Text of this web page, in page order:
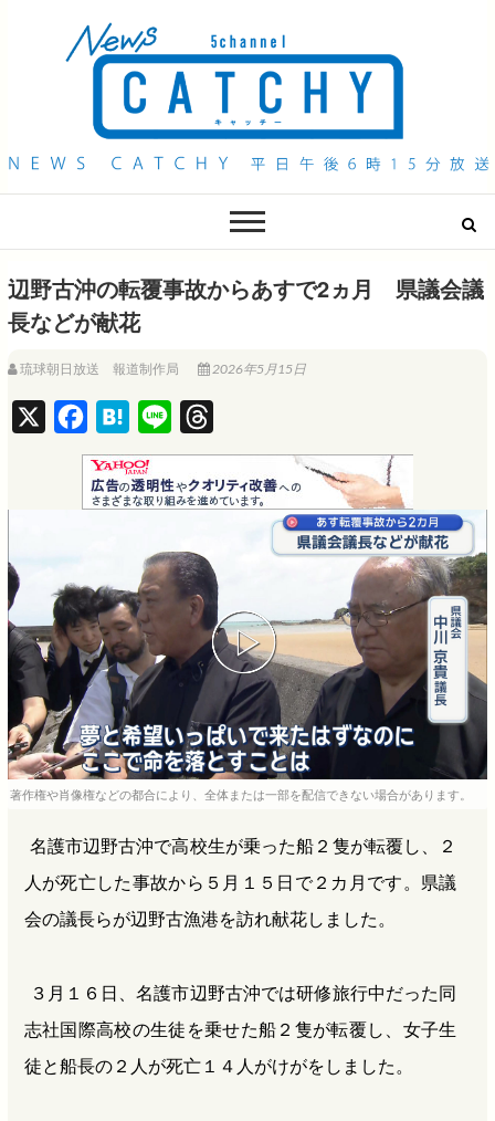
QAB NEWS Headline
辺野古沖の転覆事故からあすで2ヵ月 県議会議
長などが献花
琉球朝日放送 報道制作局 2026年5月15日
a
c
e
o
o
k
H
a
t
e
i
n
e
h
r
e
d
s
著作権や肖像権などの都合により、全体または一部を配信できない場合があります。
名護市辺野古沖で高校生が乗った船２隻が転覆し、２
人が死亡した事故から５月１５日で２カ月です。県議
会の議長らが辺野古漁港を訪れ献花しました。
３月１６日、名護市辺野古沖では研修旅行中だった同
志社国際高校の生徒を乗せた船２隻が転覆し、女子生
徒と船長の２人が死亡１４人がけがをしました。